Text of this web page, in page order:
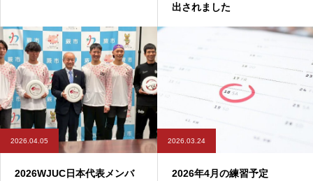
出されました
2026.04.05
2026WJUC日本代表メンバ
2026.03.24
2026年4月の練習予定